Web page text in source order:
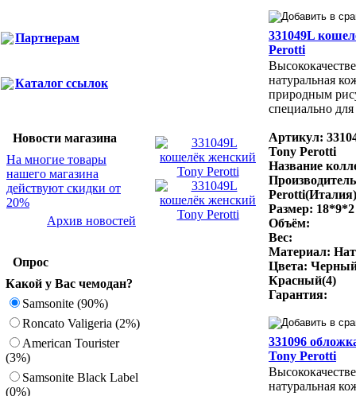
Партнерам
Каталог ссылок
Новости магазина
На многие товары
нашего магазина
действуют скидки от
20%
Архив новостей
Опрос
Какой у Вас чемодан?
Samsonite (90%)
Roncato Valigeria (2%)
American Tourister
(3%)
Samsonite Black Label
(0%)
331049L
Perotti
натуральная
природным
специально
Артикул:
Tony Perotti
Название
Perotti(Италия)
Размер: 18*9*2
Объём:
Вес:
Материал:
Цвета:
Красный(4)
Гарантия:
331096
Tony Perotti
натуральная